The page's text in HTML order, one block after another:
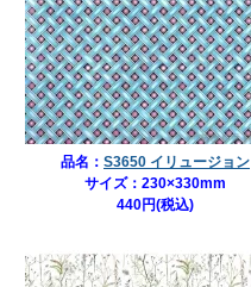
品名： S3650 イリュージョン
サイズ：230×330mm
440円(税込)